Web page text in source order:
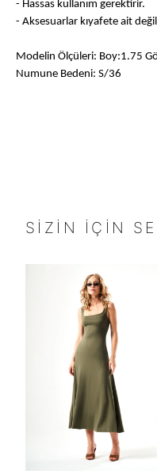
- Hassas kullanım gerektirir.
- Aksesuarlar kıyafete ait
Modelin Ölçüleri: Boy:1.75
Numune Bedeni: S/36